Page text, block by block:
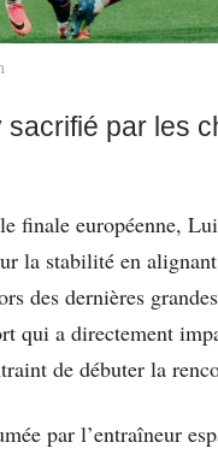
sacrifié par les
finale européenne,
la stabilité en
des dernières
qui a directement
de débuter la
par l’entraîneur